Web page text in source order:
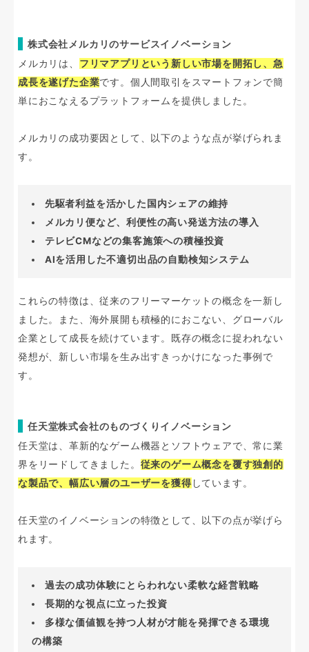
株式会社メルカリのサービスイノベーション
メルカリは、 フリマアプリという新しい市場を開拓し、急
成長を遂げた企業です。個人間取引をスマートフォンで簡
単におこなえるプラットフォームを提供しました。
メルカリの成功要因として、以下のような点が挙げられま
す。
先駆者利益を活かした国内シェアの維持
メルカリ便など、利便性の高い発送方法の導入
テレビCMなどの集客施策への積極投資
AIを活用した不適切出品の自動検知システム
これらの特徴は、従来のフリーマーケットの概念を一新し
ました。また、海外展開も積極的におこない、グローバル
企業として成長を続けています。既存の概念に捉われない
発想が、新しい市場を生み出すきっかけになった事例で
す。
任天堂株式会社のものづくりイノベーション
任天堂は、革新的なゲーム機器とソフトウェアで、常に業
界をリードしてきました。 従来のゲーム概念を覆す独創的
な製品で、幅広い層のユーザーを獲得 しています。
任天堂のイノベーションの特徴として、以下の点が挙げら
れます。
過去の成功体験にとらわれない柔軟な経営戦略
長期的な視点に立った投資
多様な価値観を持つ人材が才能を発揮できる環境
の構築